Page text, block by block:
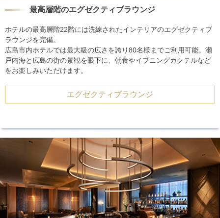
最高層階のエグゼクティブラウンジ
ホテルの最高層階22階には洗練されたインテリアのエグゼクティブ
ラウンジを完備。
広島市内ホテルでは最大級の広さを誇り80名様までご利用可能。瀬
戸内海と広島の街の景観を眼下に、朝食やイブニングカクテルなど
をお楽しみいただけます。
エグゼクティブラウンジ